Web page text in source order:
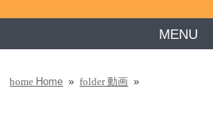
MENU
home Home » folder動画 »